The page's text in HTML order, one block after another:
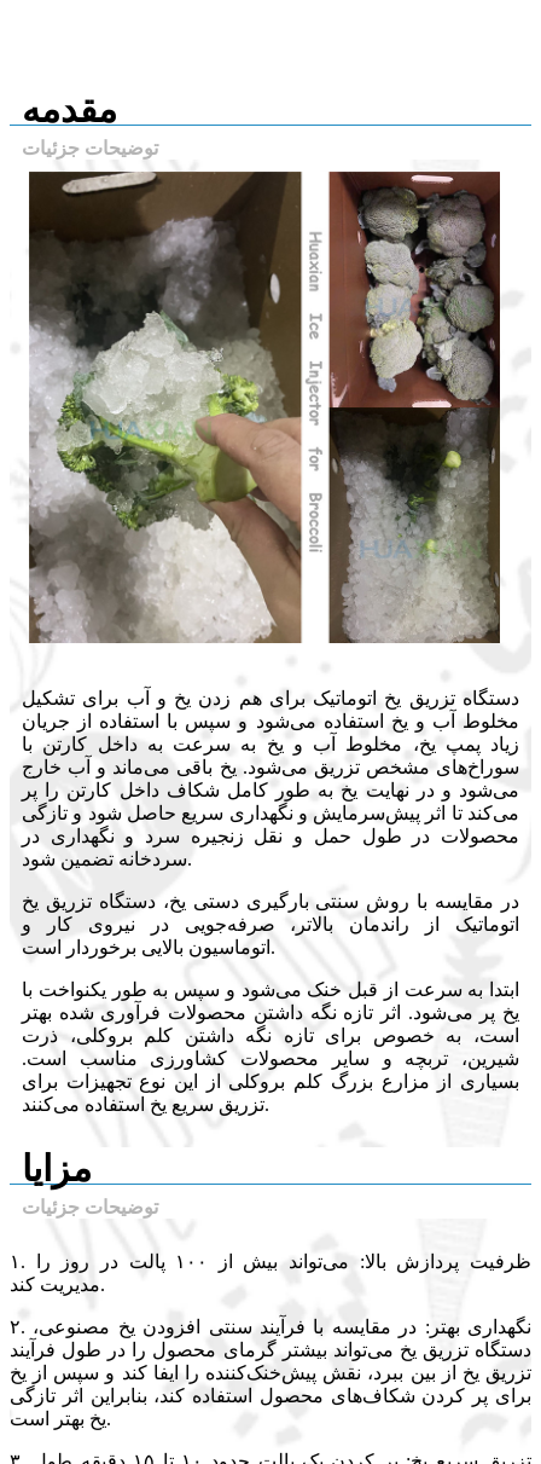
مقدمه
توضیحات جزئیات
دستگاه تزریق یخ اتوماتیک برای هم زدن یخ و آب برای تشکیل
مخلوط آب و یخ استفاده می‌شود و سپس با استفاده از جریان
زیاد پمپ یخ، مخلوط آب و یخ به سرعت به داخل کارتن با
سوراخ‌های مشخص تزریق می‌شود. یخ باقی می‌ماند و آب خارج
می‌شود و در نهایت یخ به طور کامل شکاف داخل کارتن را پر
می‌کند تا اثر پیش‌سرمایش و نگهداری سریع حاصل شود و تازگی
محصولات در طول حمل و نقل زنجیره سرد و نگهداری در
سردخانه تضمین شود.
در مقایسه با روش سنتی بارگیری دستی یخ، دستگاه تزریق یخ
اتوماتیک از راندمان بالاتر، صرفه‌جویی در نیروی کار و
اتوماسیون بالایی برخوردار است.
ابتدا به سرعت از قبل خنک می‌شود و سپس به طور یکنواخت با
یخ پر می‌شود. اثر تازه نگه داشتن محصولات فرآوری شده بهتر
است، به خصوص برای تازه نگه داشتن کلم بروکلی، ذرت
شیرین، تربچه و سایر محصولات کشاورزی مناسب است.
بسیاری از مزارع بزرگ کلم بروکلی از این نوع تجهیزات برای
تزریق سریع یخ استفاده می‌کنند.
مزایا
توضیحات جزئیات
۱. ظرفیت پردازش بالا: می‌تواند بیش از ۱۰۰ پالت در روز را
مدیریت کند.
۲. نگهداری بهتر: در مقایسه با فرآیند سنتی افزودن یخ مصنوعی،
دستگاه تزریق یخ می‌تواند بیشتر گرمای محصول را در طول فرآیند
تزریق یخ از بین ببرد، نقش پیش‌خنک‌کننده را ایفا کند و سپس از یخ
برای پر کردن شکاف‌های محصول استفاده کند، بنابراین اثر تازگی
یخ بهتر است.